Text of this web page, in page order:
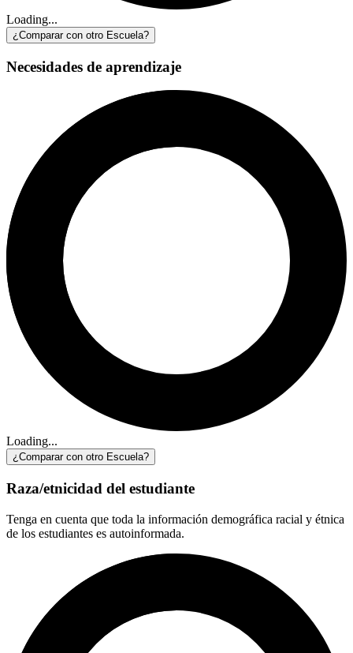
Loading...
¿Comparar con otro Escuela?
Necesidades de aprendizaje
Loading...
¿Comparar con otro Escuela?
Raza/etnicidad del estudiante
Tenga en cuenta que toda la información demográfica racial y étnica
de los estudiantes es autoinformada.